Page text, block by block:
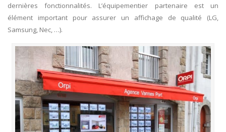
dernières fonctionnalités. L’équipementier partenaire est un
élément important pour assurer un affichage de qualité (LG,
Samsung, Nec, …).